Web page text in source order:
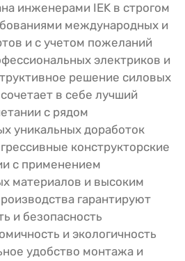
инженерами IEK в строгом
международных и
и с учетом пожеланий
электриков и
решение силовых
в себе лучший
с рядом
уникальных доработок
конструкторские
с применением
материалов и высоким
гарантируют
и безопасность
и экологичность
удобство монтажа и